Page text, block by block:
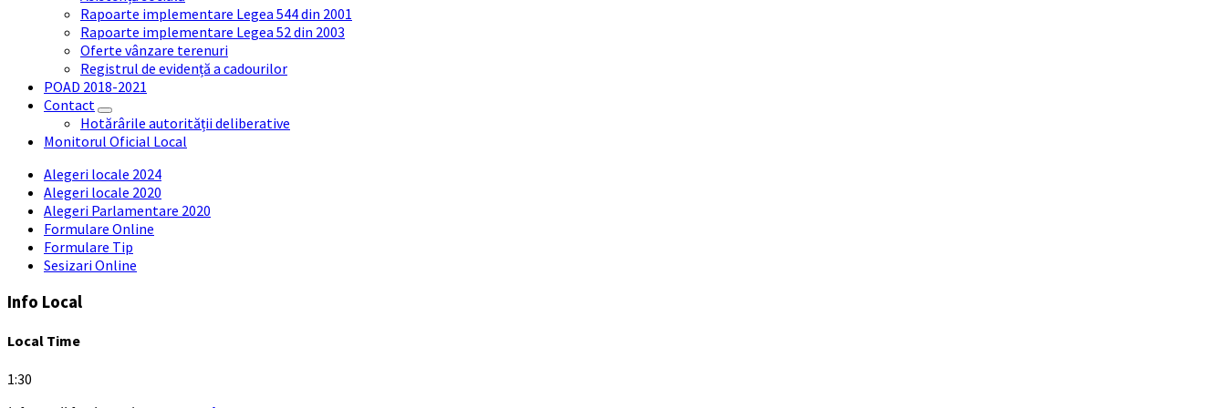
Rapoarte implementare Legea 544 din 2001
Rapoarte implementare Legea 52 din 2003
Oferte vânzare terenuri
Registrul de evidență a cadourilor
POAD 2018-2021
Contact
Hotărârile autorității deliberative
Monitorul Oficial Local
Alegeri locale 2024
Alegeri locale 2020
Alegeri Parlamentare 2020
Formulare Online
Formulare Tip
Sesizari Online
Info Local
Local Time
1:30